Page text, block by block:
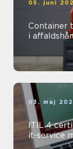
05. juni
Container
i
03. maj
ITIL 4
it-service